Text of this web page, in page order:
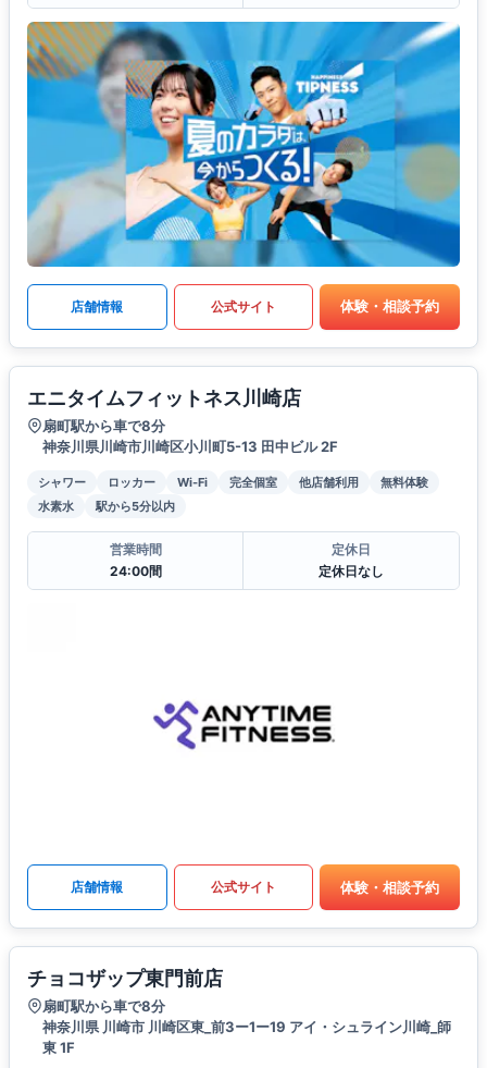
店舗情報 公式サイト 体験・相談予約
エニタイムフィットネス川崎店
扇町駅から車で8分
神奈川県川崎市川崎区小川町5-13 田中ビル 2F
シャワー ロッカー Wi-Fi 完全個室 他店舗利用
無料体験
水素水
駅から5分以内
営業時間
24:00間
定休日
定休日なし
店舗情報 公式サイト 体験・相談予約
チョコザップ東門前店
扇町駅から車で8分
神奈川県 川崎市 川崎区東_前3ー1ー19 アイ・シュライン川崎_師
東 1F